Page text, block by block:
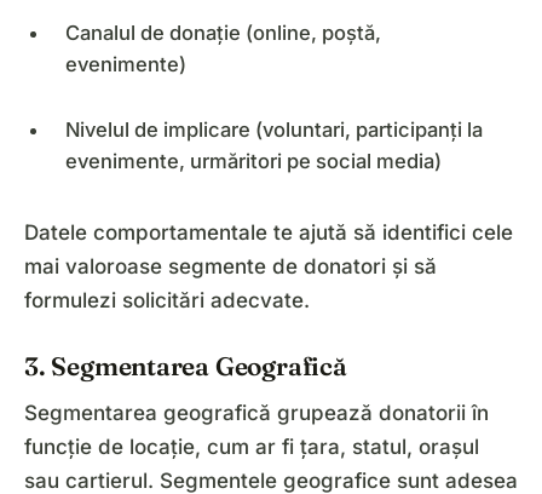
Canalul de donație (online, poștă,
evenimente)
Nivelul de implicare (voluntari, participanți la
evenimente, urmăritori pe social media)
Datele comportamentale te ajută să identifici cele
mai valoroase segmente de donatori și să
formulezi solicitări adecvate.
3. Segmentarea Geografică
Segmentarea geografică grupează donatorii în
funcție de locație, cum ar fi țara, statul, orașul
sau cartierul. Segmentele geografice sunt adesea